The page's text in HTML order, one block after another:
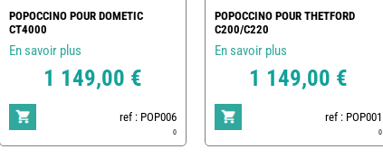
POPOCCINO POUR DOMETIC
CT4000
En savoir plus
1 149,00 €
ref : POP006
0
POPOCCINO POUR THETFORD
C200/C220
En savoir plus
1 149,00 €
ref : POP001
0